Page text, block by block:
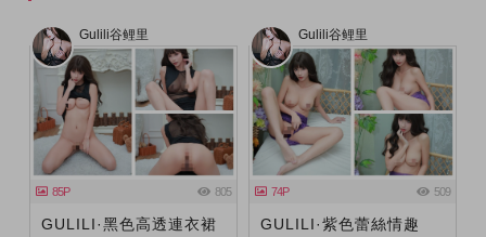
Gulili谷鲤里
85P 805
GULILI·黑色高透連衣裙
Gulili谷鲤里
74P 509
GULILI·紫色蕾絲情趣